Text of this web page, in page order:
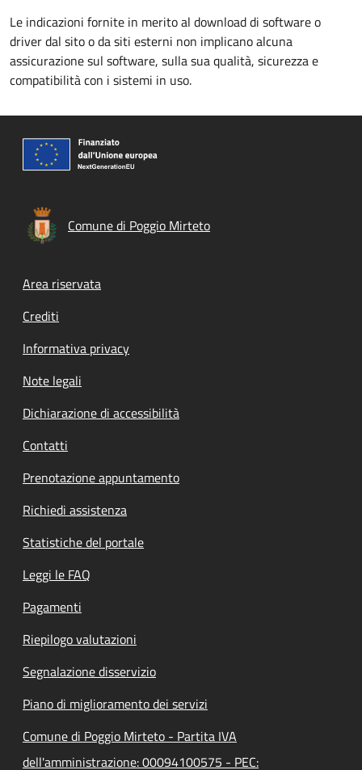
Le indicazioni fornite in merito al download di software o
driver dal sito o da siti esterni non implicano alcuna
assicurazione sul software, sulla sua qualità, sicurezza e
compatibilità con i sistemi in uso.
Comune di Poggio Mirteto
Footer menu
Area riservata
Crediti
Informativa privacy
Note legali
Dichiarazione di accessibilità
Contatti
Prenotazione appuntamento
Richiedi assistenza
Statistiche del portale
Leggi le FAQ
Pagamenti
Riepilogo valutazioni
Segnalazione disservizio
Piano di miglioramento dei servizi
Comune di Poggio Mirteto - Partita IVA
dell'amministrazione: 00094100575 - PEC: